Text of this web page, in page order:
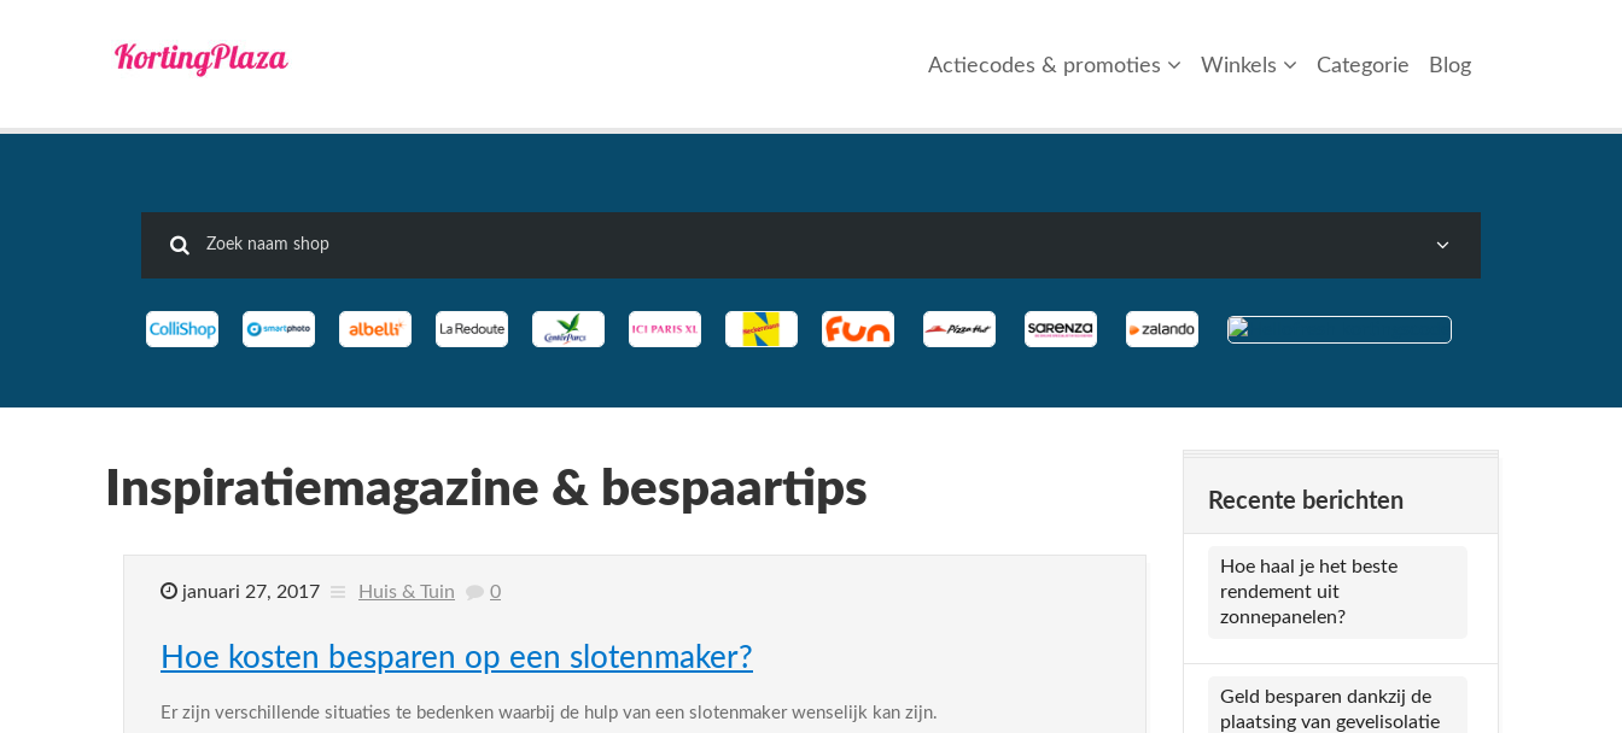
Actiecodes & promoties Winkels Categorie Blog
Inspiratiemagazine & bespaartips
januari 27, 2017 Huis & Tuin 0
Hoe kosten besparen op een slotenmaker?
Er zijn verschillende situaties te bedenken waarbij de hulp van een slotenmaker wenselijk kan zijn.
Recente berichten
Hoe haal je het beste
rendement uit
zonnepanelen?
Geld besparen dankzij de
plaatsing van gevelisolatie